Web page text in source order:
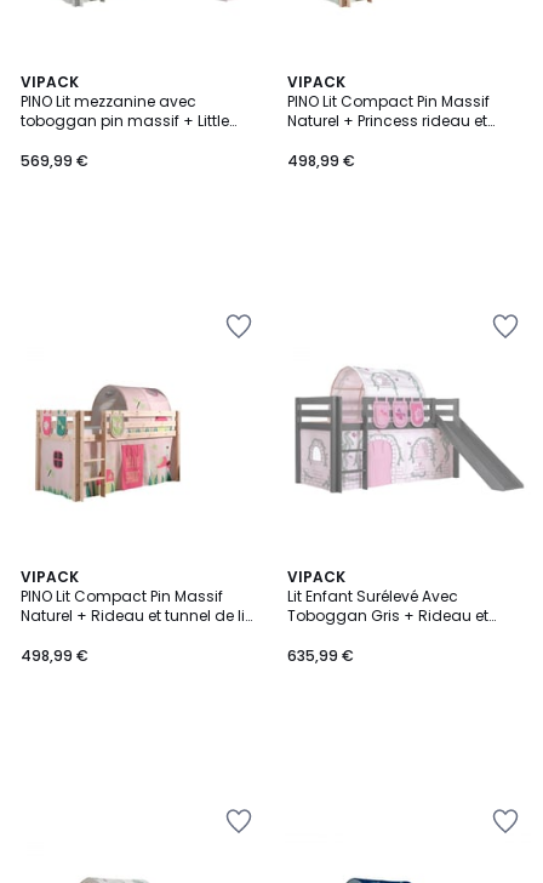
VIPACK
PINO Lit mezzanine avec
toboggan pin massif + Little
569,99 €
VIPACK
PINO Lit Compact Pin Massif
Naturel + Princess rideau et
498,99 €
VIPACK
PINO Lit Compact Pin Massif
Naturel + Rideau et tunnel de lit
498,99 €
VIPACK
Lit Enfant Surélevé Avec
Toboggan Gris + Rideau et
635,99 €